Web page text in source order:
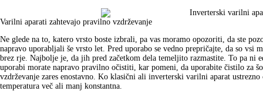
Varilni aparati zahtevajo pravilno vzdrževanje
Ne glede na to, katero vrsto boste izbrali, pa vas moramo opozoriti, da ste
napravo uporabljali še vrsto let. Pred uporabo se vedno prepričajte, da so vsi
brez rje. Najbolje je, da jih pred začetkom dela temeljito razmastite. To pa ni
uporabi morate napravo pravilno očistiti, kar pomeni, da uporabite čistilo za
vzdrževanje zares enostavno. Ko klasični ali inverterski varilni aparat
temperatura več ali manj konstantna.